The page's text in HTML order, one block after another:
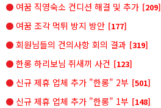
여꿈 직영숙소 컨디션 해결 및 추가 [209]
여꿈 조각 먹튀 방지 방안 [177]
회원님들의 건의사항 회의 결과 [319]
한롱 하리보님 쥐새끼 사건 [123]
신규 제휴 업체 추가 "한롱" 2부 [501]
신규 제휴 업체 추가 "한롱" 1부 [148]